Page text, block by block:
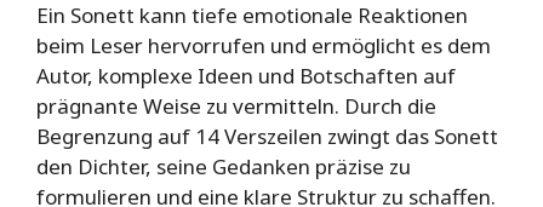
Ein Sonett kann tiefe emotionale Reaktionen
beim Leser hervorrufen und ermöglicht es dem
Autor, komplexe Ideen und Botschaften auf
prägnante Weise zu vermitteln. Durch die
Begrenzung auf 14 Verszeilen zwingt das Sonett
den Dichter, seine Gedanken präzise zu
formulieren und eine klare Struktur zu schaffen.